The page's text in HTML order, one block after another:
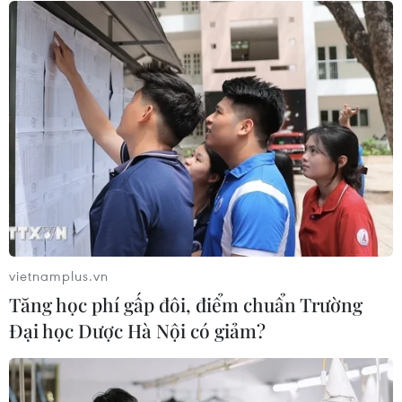
05/08/2026 13:41
Hãng Walt Disney ký thỏa thuận
chưa từng có tiền lệ với TikTok
05/08/2026 13:31
Cảng hàng không Quảng Trị tăng
tốc, hướng tới mục tiêu khai thác
cuối năm 2026
05/08/2026 10:59
Thẻ tín dụng Cake 2in1: Cho phép
đặc quyền thiết kế của người dùng
05/08/2026 09:48
vietnamplus.vn
Tăng học phí gấp đôi, điểm chuẩn Trường
Đại học Dược Hà Nội có giảm?